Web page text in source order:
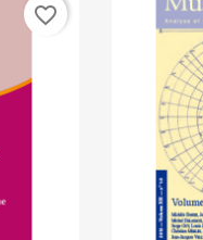
favorite_border